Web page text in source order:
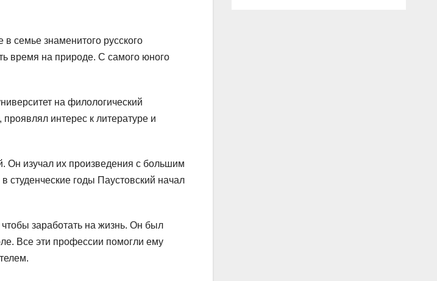
семье знаменитого русского
время на природе. С самого юного
на филологический
проявлял интерес к литературе и
Он изучал их произведения с большим
студенческие годы Паустовский начал
заработать на жизнь. Он был
Все эти профессии помогли ему